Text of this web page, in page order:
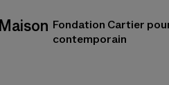
Fondation Cartier
contemporain